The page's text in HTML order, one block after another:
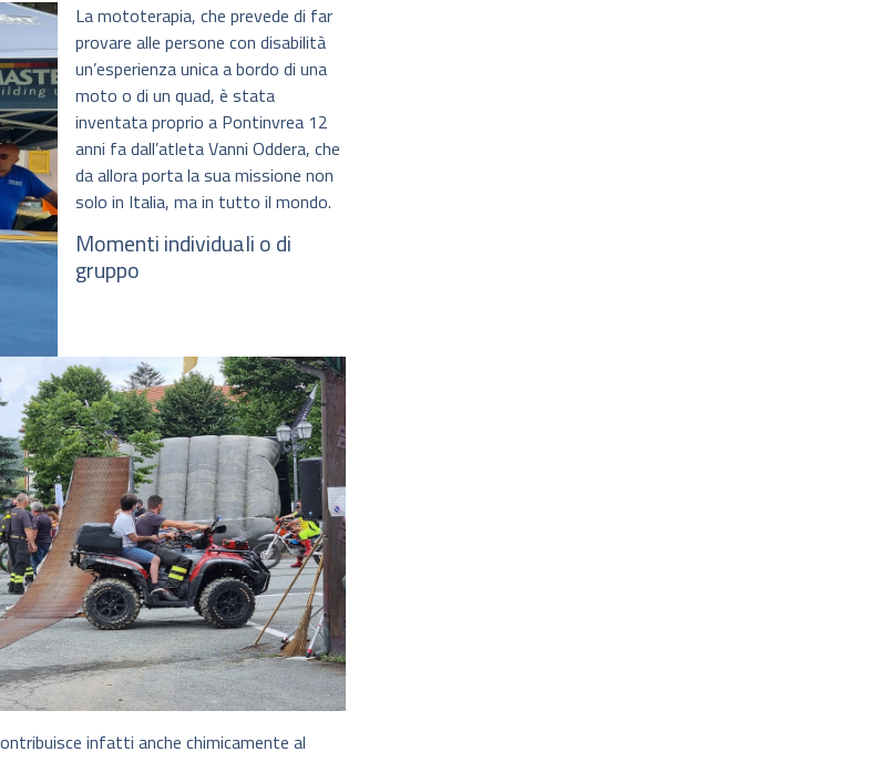
La mototerapia, che prevede di far
provare alle persone con disabilità
un’esperienza unica a bordo di una
moto o di un quad, è stata
inventata proprio a Pontinvrea 12
anni fa dall’atleta Vanni Oddera, che
da allora porta la sua missione non
solo in Italia, ma in tutto il mondo.
Momenti individuali o di
gruppo
infatti anche chimicamente al